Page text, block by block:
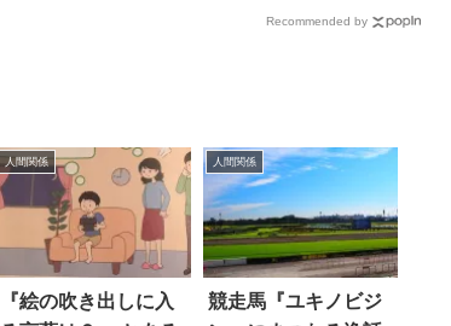
Recommended by
人間関係
『絵の吹き出しに入
人間関係
競走馬『ユキノビジ